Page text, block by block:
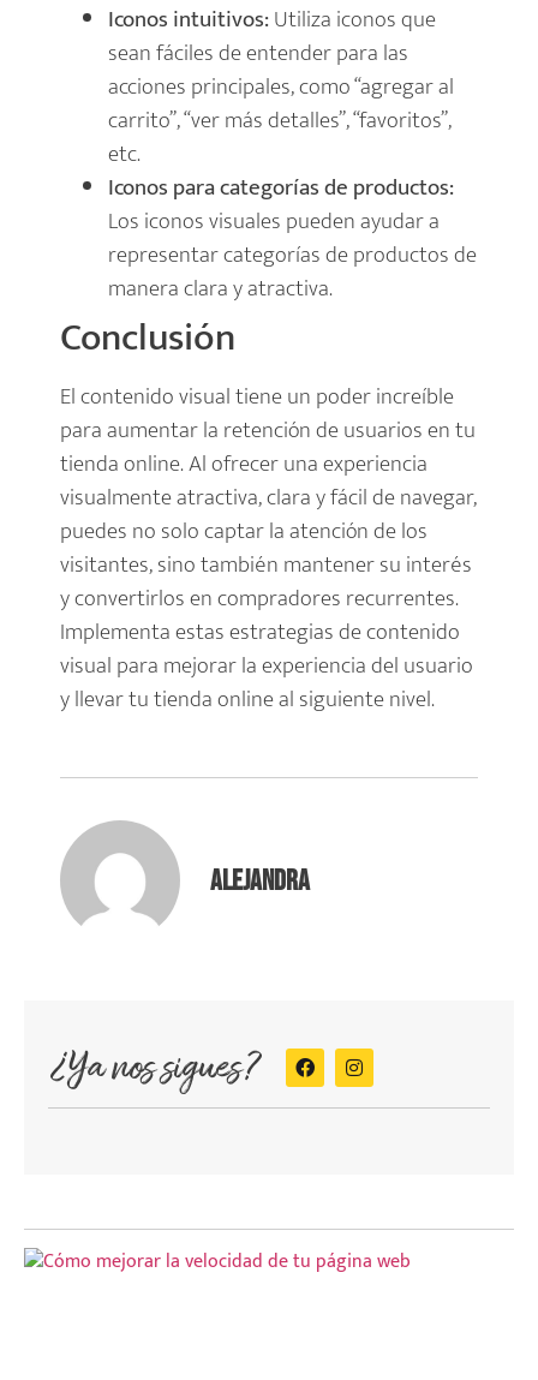
Iconos intuitivos:Utiliza iconos que
sean fáciles de entender para las
acciones principales, como “agregar al
carrito”, “ver más detalles”, “favoritos”,
etc.
Iconos para categorías de productos:
Los iconos visuales pueden ayudar a
representar categorías de productos de
manera clara y atractiva.
Conclusión
El contenido visual tiene un poder increíble
para aumentar la retención de usuarios en tu
tienda online. Al ofrecer una experiencia
visualmente atractiva, clara y fácil de navegar,
puedes no solo captar la atención de los
visitantes, sino también mantener su interés
y convertirlos en compradores recurrentes.
Implementa estas estrategias de contenido
visual para mejorar la experiencia del usuario
y llevar tu tienda online al siguiente nivel.
Alejandra
¿Ya nos sigues?